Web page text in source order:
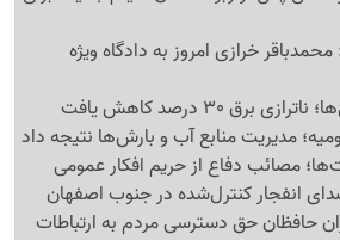
خرازی امروز به دادگاه ویژه
30 درصد کاهش یافت
مدیریت منابع آب و بارش‌ها نتیجه داد
مصائب دفاع از حریم افکار عمومی
انفجار کنترل‌شده در جنوب اصفهان
حافظان حق دسترسی مردم به ارتباطات